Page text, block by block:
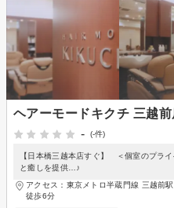
ヘアーモードキクチ 三越前
-
(-件)
【日本橋三越本店すぐ】 ＜個室のプラ
と癒しを提供…♪
アクセス：東京メトロ半蔵門線 三越前
徒歩6分